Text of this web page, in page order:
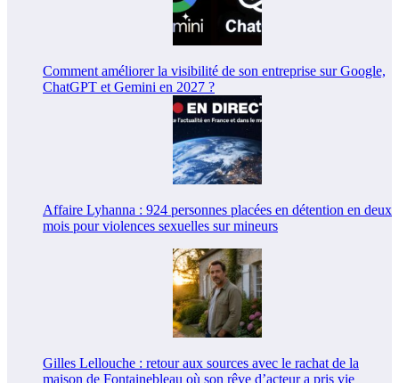
Comment améliorer la visibilité de son entreprise sur Google,
ChatGPT et Gemini en 2027 ?
Affaire Lyhanna : 924 personnes placées en détention en deux
mois pour violences sexuelles sur mineurs
Gilles Lellouche : retour aux sources avec le rachat de la
maison de Fontainebleau où son rêve d’acteur a pris vie